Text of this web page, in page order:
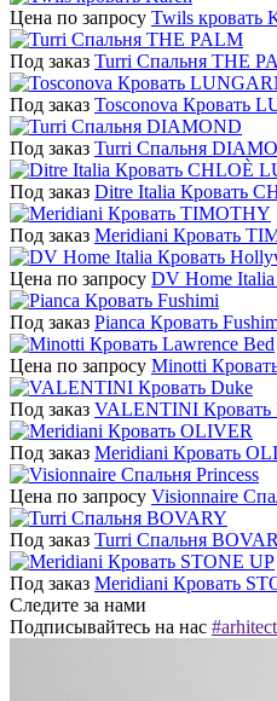
Цена по запросу Twils кровать
Под заказ Turri Спальня THE
Под заказ Tosconova Кровать
Под заказ Turri Спальня
Под заказ Ditre Italia Кровать
Под заказ Meridiani Кровать
Цена по запросу DV Home
Под заказ Pianca Кровать
Цена по запросу Minotti
Под заказ VALENTINI Кровать
Под заказ Meridiani Кровать
Цена по запросу Visionnaire
Под заказ Turri Спальня
Под заказ Meridiani Кровать
Следите за нами
Подписывайтесь на нас